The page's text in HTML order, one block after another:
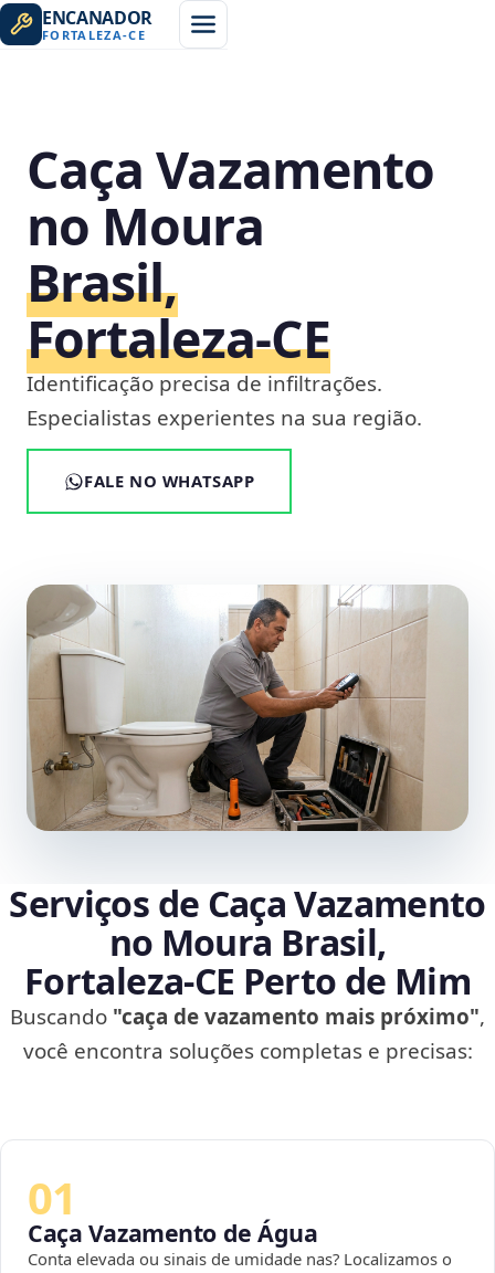
ENCANADOR
FORTALEZA-CE
Caça Vazamento
no Moura
Brasil,
Fortaleza‑CE
Identificação precisa de infiltrações.
Especialistas experientes na sua região.
FALE NO WHATSAPP
Serviços de Caça Vazamento
no Moura Brasil,
Fortaleza‑CE Perto de Mim
Buscando "caça de vazamento mais próximo",
você encontra soluções completas e precisas:
01
Caça Vazamento de Água
Conta elevada ou sinais de umidade nas? Localizamos o